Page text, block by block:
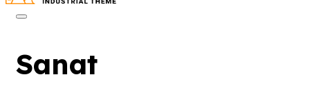
Sanat